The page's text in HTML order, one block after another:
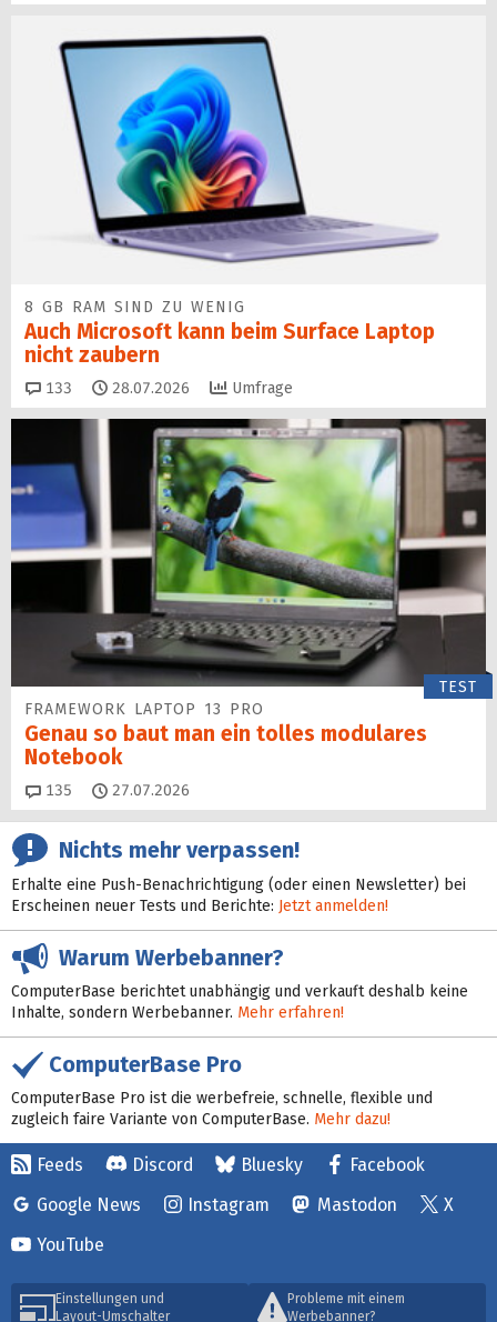
8 GB RAM SIND ZU WENIG
Auch Microsoft kann beim Surface Laptop
nicht zaubern
133 Kommentare
28.07.2026 Umfrage
TEST
FRAMEWORK LAPTOP 13 PRO
Genau so baut man ein tolles modulares
Notebook
135 Kommentare
27.07.2026
Nichts mehr verpassen!
Erhalte eine Push-Benachrichtigung (oder einen Newsletter) bei
Erscheinen neuer Tests und Berichte: Jetzt anmelden!
Warum Werbebanner?
ComputerBase berichtet unabhängig und verkauft deshalb keine
Inhalte, sondern Werbebanner. Mehr erfahren!
ComputerBase Pro
ComputerBase Pro ist die werbefreie, schnelle, flexible und
zugleich faire Variante von ComputerBase. Mehr dazu!
Feeds Discord Bluesky
Facebook
Google News
Instagram Mastodon
X
YouTube
Einstellungen und
Layout-Umschalter
Probleme mit einem
Werbebanner?